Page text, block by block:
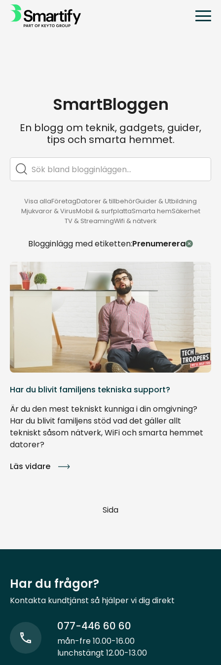
SmartBloggen
En blogg om teknik, gadgets, guider,
tips och smarta hemmet.
Visa allaFöretagDatorer & tillbehörGuider & Utbildning
Mjukvaror & VirusMobil & surfplattaSmarta hemSäkerhet
TV & StreamingWifi & nätverk
Blogginlägg med etiketten:Prenumerera
Har du blivit familjens tekniska support?
Är du den mest tekniskt kunniga i din omgivning?
Har du blivit familjens stöd vad det gäller allt
tekniskt såsom nätverk, WiFi och smarta hemmet
datorer?
Läs vidare
Sida
Har du frågor?
Kontakta kundtjänst så hjälper vi dig direkt
077-446 60 60
mån-fre 10.00-16.00
lunchstängt 12.00-13.00